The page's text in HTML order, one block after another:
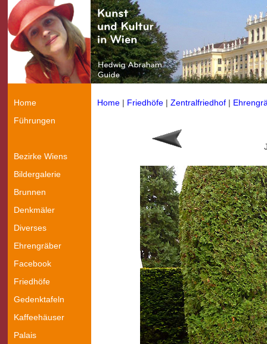
Home
Führungen
Bezirke Wiens
Bildergalerie
Brunnen
Denkmäler
Diverses
Ehrengräber
Facebook
Friedhöfe
Gedenktafeln
Kaffeehäuser
Palais
Home| Friedhöfe| Zentralfriedhof|